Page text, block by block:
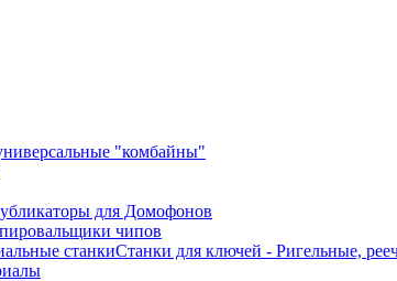
"комбайны"
для Домофонов
чипов
Станки для ключей - Ригельные,